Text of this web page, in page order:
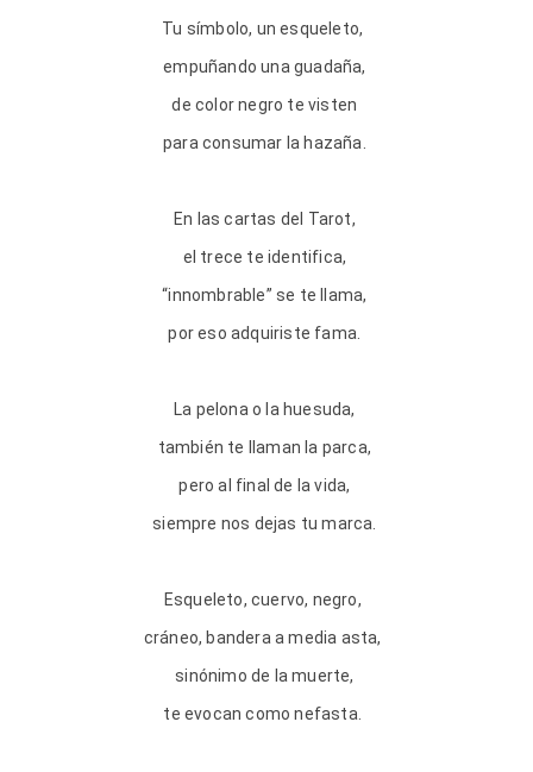
Tu símbolo, un esqueleto,
empuñando una guadaña,
de color negro te visten
para consumar la hazaña.
En las cartas del Tarot,
el trece te identifica,
“innombrable” se te llama,
por eso adquiriste fama.
La pelona o la huesuda,
también te llaman la parca,
pero al final de la vida,
siempre nos dejas tu marca.
Esqueleto, cuervo, negro,
cráneo, bandera a media asta,
sinónimo de la muerte,
te evocan como nefasta.